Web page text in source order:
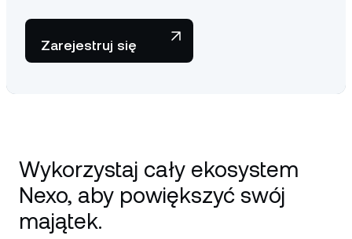
Zarejestruj się
Wykorzystaj cały ekosystem
Nexo, aby powiększyć swój
majątek.